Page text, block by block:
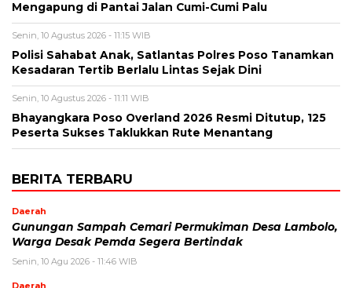
Mengapung di Pantai Jalan Cumi-Cumi Palu
Senin, 10 Agustus 2026 - 11:15 WIB
Polisi Sahabat Anak, Satlantas Polres Poso Tanamkan
Kesadaran Tertib Berlalu Lintas Sejak Dini
Senin, 10 Agustus 2026 - 11:11 WIB
Bhayangkara Poso Overland 2026 Resmi Ditutup, 125
Peserta Sukses Taklukkan Rute Menantang
BERITA TERBARU
Daerah
Gunungan Sampah Cemari Permukiman Desa Lambolo,
Warga Desak Pemda Segera Bertindak
Senin, 10 Agu 2026 - 11:46 WIB